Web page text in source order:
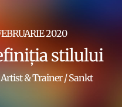
2020
stilului
& Trainer / Sankt